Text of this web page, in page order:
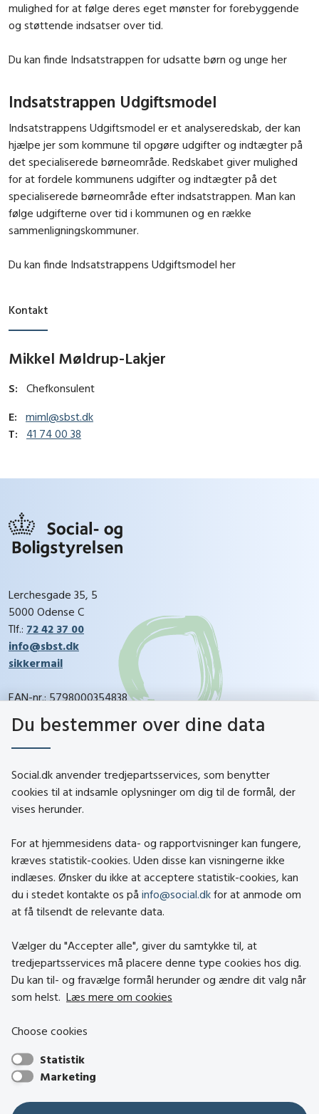
mulighed for at følge deres eget mønster for forebyggende
og støttende indsatser over tid.
Du kan finde Indsatstrappen for udsatte børn og unge her
Indsatstrappen Udgiftsmodel
Indsatstrappens Udgiftsmodel er et analyseredskab, der kan
hjælpe jer som kommune til opgøre udgifter og indtægter på
det specialiserede børneområde. Redskabet giver mulighed
for at fordele kommunens udgifter og indtægter på det
specialiserede børneområde efter indsatstrappen. Man kan
følge udgifterne over tid i kommunen og en række
sammenligningskommuner.
Du kan finde Indsatstrappens Udgiftsmodel her
Kontakt
Mikkel Møldrup-Lakjer
S:
Chefkonsulent
E:
miml@sbst.dk
T:
41 74 00 38
Lerchesgade 35, 5
5000 Odense C
Tlf.: 72 42 37 00
info@sbst.dk
sikkermail
EAN-nr.: 5798000354838
CVR-nr.: 26144698
Kontakt
About social.dk
Tilgængelighedserklæring
Om brugen af cookies
Besøg også
Socialministeriet
Hjælpemiddelbasen
Center mod Menneskehandel
Den Nationale Tolkemyndighed
Du bestemmer over dine data
Social.dk anvender tredjepartsservices, som benytter
cookies til at indsamle oplysninger om dig til de formål, der
vises herunder.
For at hjemmesidens data- og rapportvisninger kan fungere,
kræves statistik-cookies. Uden disse kan visningerne ikke
indlæses. Ønsker du ikke at acceptere statistik-cookies, kan
du i stedet kontakte os på info@social.dk for at anmode om
at få tilsendt de relevante data.
Vælger du "Accepter alle", giver du samtykke til, at
tredjepartsservices må placere denne type cookies hos dig.
Du kan til- og fravælge formål herunder og ændre dit valg når
som helst. Læs mere om cookies
Choose cookies
Statistik
Marketing